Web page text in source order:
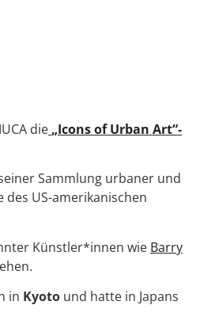
die „Icons of Urban Art“-
Sammlung urbaner und
US-amerikanischen
Künstler*innen wie Barry
in Kyoto und hatte in Japans